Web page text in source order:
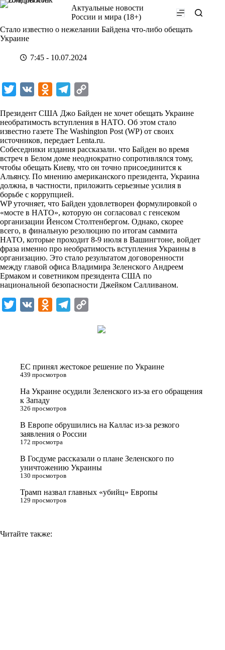
Перейти
Актуальные новости
России и мира (18+)
Стало известно о нежелании Байдена что-либо обещать
Украине
7:45 - 10.07.2024
i
t
t
e
r
n
o
k
l
a
s
s
n
i
k
i
l
e
g
r
a
m
p
y
L
i
n
k
Президент США Джо Байден не хочет обещать Украине
необратимость вступления в НАТО. Об этом стало
известно газете The Washington Post (WP) от своих
источников, передает Lenta.ru.
Собеседники издания рассказали. что Байден во время
встреч в Белом доме неоднократно сопротивлялся тому,
чтобы обещать Киеву, что он точно присоединится к
Альянсу. По мнению американского президента, Украина
должна, в частности, приложить серьезные усилия в
борьбе с коррупцией.
WP уточняет, что Байден удовлетворен формулировкой о
«мосте в НАТО», которую он согласовал с генсеком
организации Йенсом Столтенбергом. Однако, скорее
всего, в финальную резолюцию по итогам саммита
НАТО, которые проходит 8-9 июля в Вашингтоне, войдет
фраза именно про необратимость вступления Украины в
организацию. Это стало результатом договоренности
между главой офиса Владимира Зеленского Андреем
Ермаком и советником президента США по
национальной безопасности Джейком Салливаном.
l
a
n
i
k
i
a
n
ЕС принял жестокое решение по Украине
439 просмотров
На Украине осудили Зеленского из-за его обращения
к Западу
326 просмотров
В Европе обрушились на Каллас из-за резкого
заявления о России
172 просмотра
В Госдуме рассказали о плане Зеленского по
уничтожению Украины
130 просмотров
Трамп назвал главных «убийц» Европы
129 просмотров
Читайте также: